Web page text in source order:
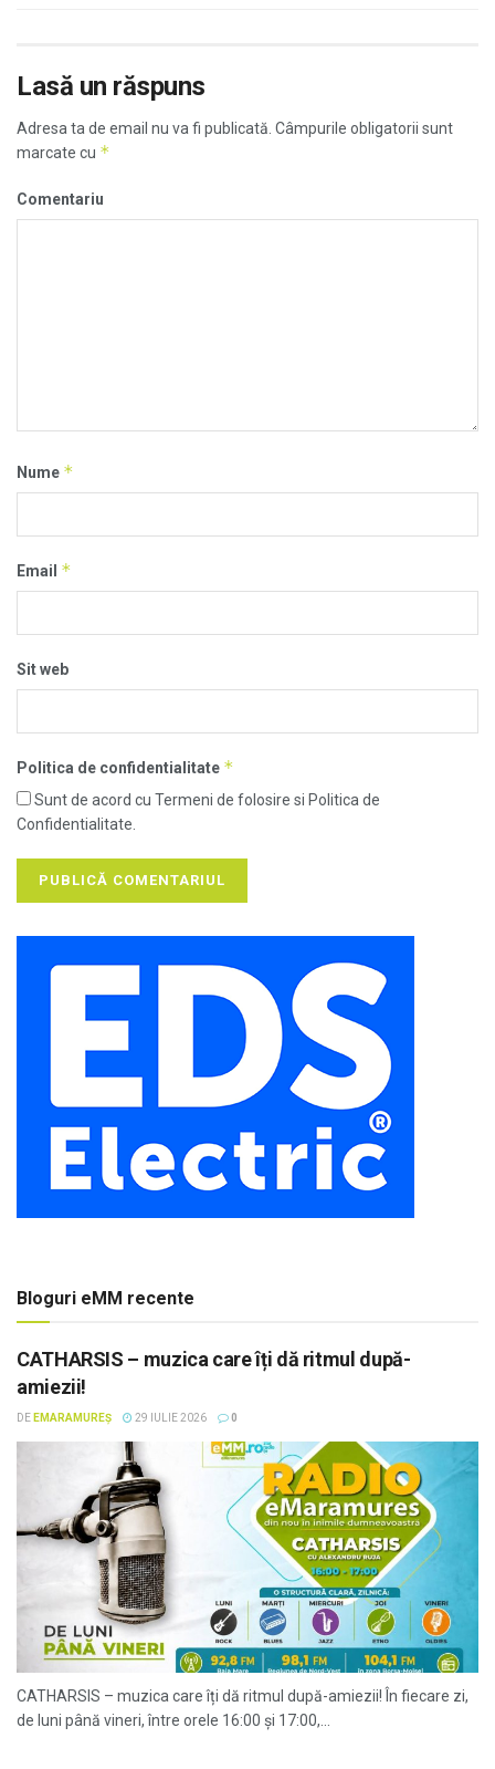
Lasă un răspuns
Adresa ta de email nu va fi publicată. Câmpurile obligatorii sunt
marcate cu *
Comentariu
Nume *
Email *
Sit web
Politica de confidentialitate *
Sunt de acord cu Termeni de folosire si Politica de
Confidentialitate.
Bloguri eMM recente
CATHARSIS – muzica care îți dă ritmul după-
amiezii!
DE EMARAMUREȘ 29 IULIE 2026 0
CATHARSIS – muzica care îți dă ritmul după-amiezii! În fiecare zi,
de luni până vineri, între orele 16:00 și 17:00,...